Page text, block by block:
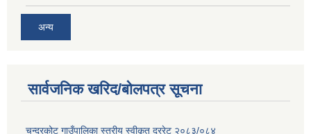
अन्य
सार्वजनिक खरिद/बोलपत्र सूचना
चन्द्रकोट गाउँपालिका स्तरीय स्वीकृत दररेट २०८३/०८४